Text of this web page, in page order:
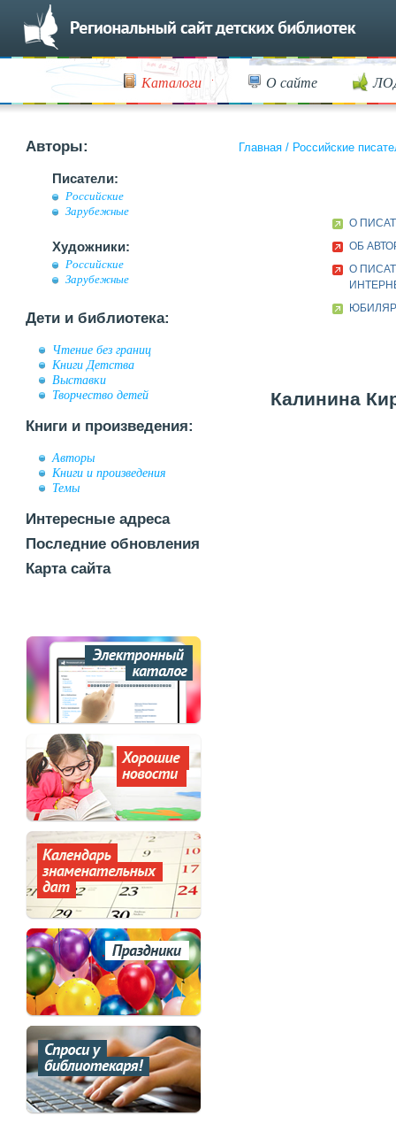
Каталоги О сайте
Авторы:
Писатели:
Российские
Зарубежные
Художники:
Российские
Зарубежные
Дети и библиотека:
Чтение без границ
Книги Детства
Выставки
Творчество детей
Книги и произведения:
Авторы
Книги и произведения
Темы
Интересные адреса
Последние обновления
Карта сайта
Главная / Российские
О
ОБ
О
ЮБИЛЯР
Калинина